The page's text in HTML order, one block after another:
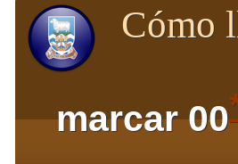
Cómo
marcar 00